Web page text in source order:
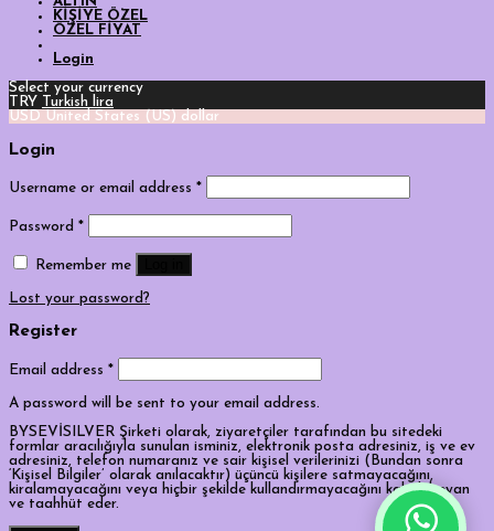
KİŞİYE ÖZEL
ÖZEL FİYAT
Login
Select your currency
TRY Turkish lira
USD United States (US) dollar
Login
Username or email address *
Password *
Remember me
Lost your password?
Register
Email address *
A password will be sent to your email address.
BYSEVİSILVER Şirketi olarak, ziyaretçiler tarafından bu sitedeki
formlar aracılığıyla sunulan isminiz, elektronik posta adresiniz, iş ve ev
adresiniz, telefon numaranız ve sair kişisel verilerinizi (Bundan sonra
‘Kişisel Bilgiler’ olarak anılacaktır) üçüncü kişilere satmayacağını,
kiralamayacağını veya hiçbir şekilde kullandırmayacağını kabul, beyan
ve taahhüt eder.